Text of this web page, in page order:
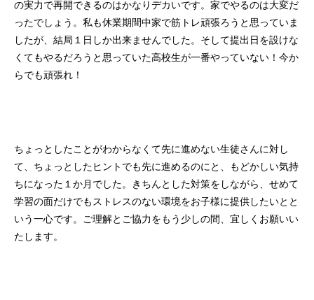
の実力で再開できるのはかなりデカいです。家でやるのは大変だ
ったでしょう。私も休業期間中家で筋トレ頑張ろうと思っていま
したが、結局１日しか出来ませんでした。そして提出日を設けな
くてもやるだろうと思っていた高校生が一番やっていない！今か
らでも頑張れ！
ちょっとしたことがわからなくて先に進めない生徒さんに対し
て、ちょっとしたヒントでも先に進めるのにと、もどかしい気持
ちになった１か月でした。きちんとした対策をしながら、せめて
学習の面だけでもストレスのない環境をお子様に提供したいとと
いう一心です。ご理解とご協力をもう少しの間、宜しくお願いい
たします。